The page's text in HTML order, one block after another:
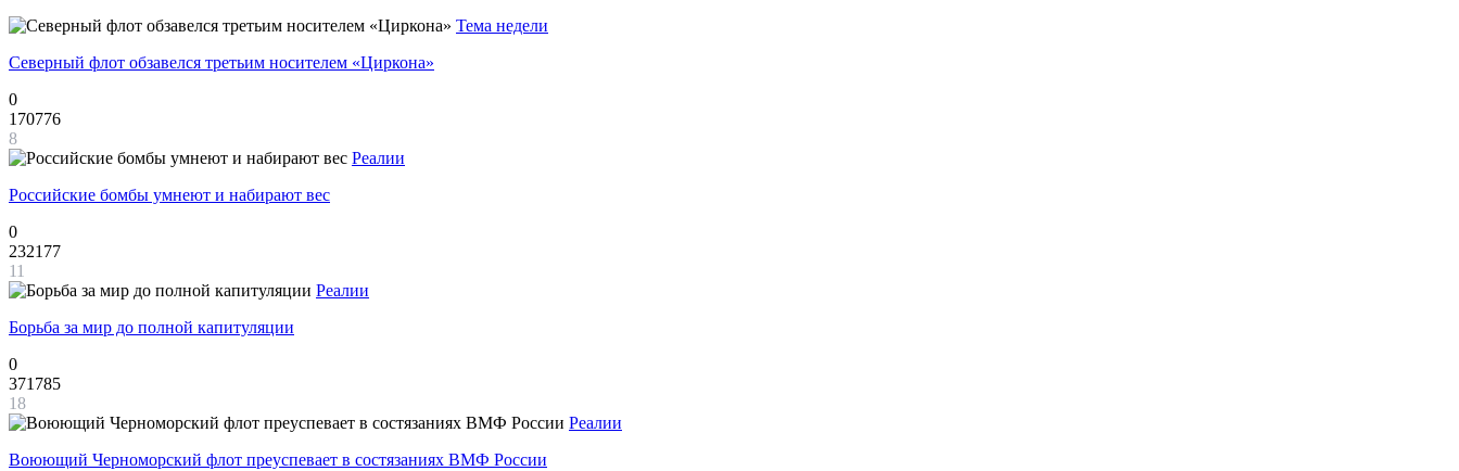
Тема недели
Северный флот обзавелся третьим носителем «Циркона»
0
170776
8
Реалии
Российские бомбы умнеют и набирают вес
0
232177
11
Реалии
Борьба за мир до полной капитуляции
0
371785
18
Реалии
Воюющий Черноморский флот преуспевает в состязаниях ВМФ России